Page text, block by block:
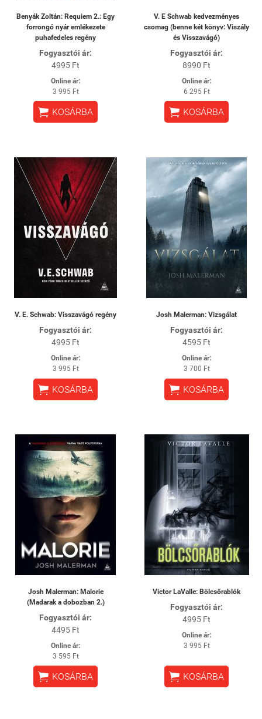
Benyák Zoltán: Requiem 2.: Egy
forrongó nyár emlékezete
puhafedeles regény
Fogyasztói ár:
4995 Ft
Online ár:
3 995 Ft
 KOSÁRBA
V. E Schwab kedvezményes
csomag (benne két könyv: Viszály
és Visszavágó)
Fogyasztói ár:
8990 Ft
Online ár:
6 295 Ft
 KOSÁRBA
V. E. Schwab: Visszavágó regény
Fogyasztói ár:
4995 Ft
Online ár:
3 995 Ft
 KOSÁRBA
Josh Malerman: Vizsgálat
Fogyasztói ár:
4595 Ft
Online ár:
3 700 Ft
 KOSÁRBA
Josh Malerman: Malorie
(Madarak a dobozban 2.)
Fogyasztói ár:
4495 Ft
Online ár:
3 595 Ft
 KOSÁRBA
Victor LaValle: Bölcsőrablók
Fogyasztói ár:
4995 Ft
Online ár:
3 995 Ft
 KOSÁRBA